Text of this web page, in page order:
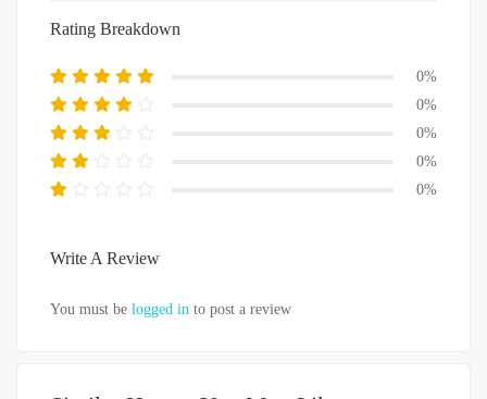
Rating Breakdown
0%
0%
0%
0%
0%
Write A Review
You must be logged in to post a review